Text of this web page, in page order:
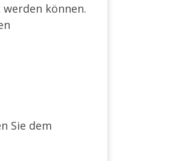
können.
Sie dem